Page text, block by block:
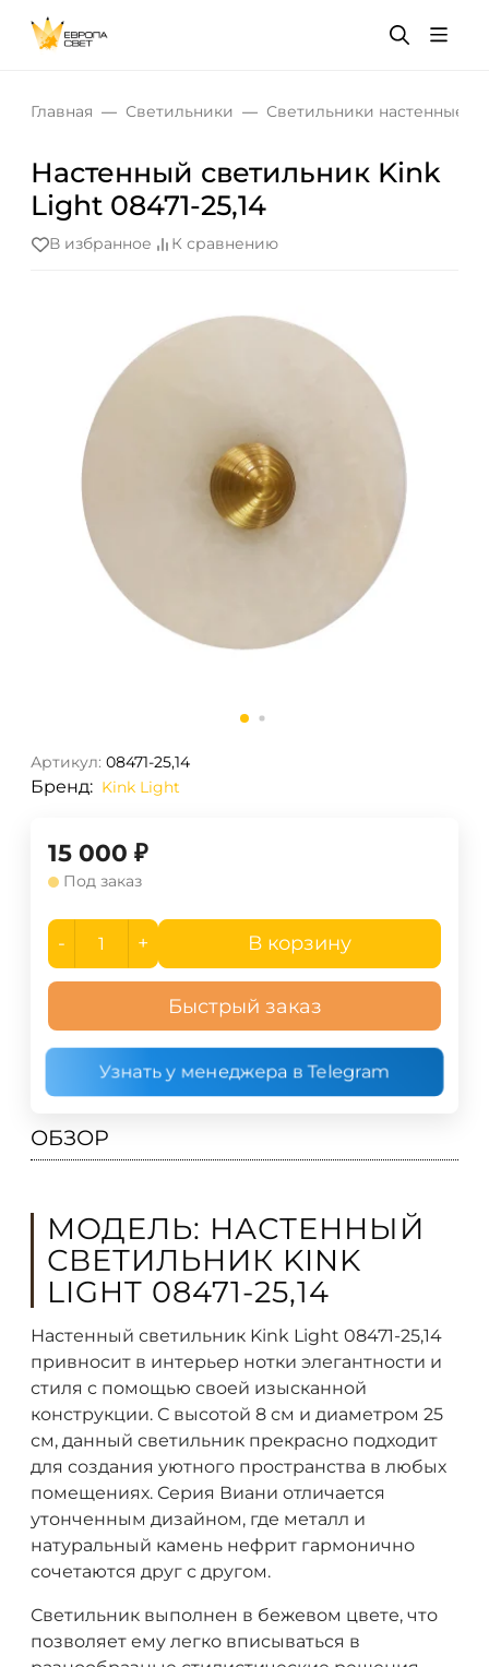
Главная Светильники Светильники настенные
Настенный светильник Kink
Light 08471-25,14
В избранное К сравнению
Артикул: 08471-25,14
Бренд: Kink Light
15 000 ₽
Под заказ
- + В корзину
Быстрый заказ
Узнать у менеджера в Telegram
ОБЗОР
МОДЕЛЬ: НАСТЕННЫЙ
СВЕТИЛЬНИК KINK
LIGHT 08471-25,14
Настенный светильник Kink Light 08471-25,14
привносит в интерьер нотки элегантности и
стиля с помощью своей изысканной
конструкции. С высотой 8 см и диаметром 25
см, данный светильник прекрасно подходит
для создания уютного пространства в любых
помещениях. Серия Виани отличается
утонченным дизайном, где металл и
натуральный камень нефрит гармонично
сочетаются друг с другом.
Светильник выполнен в бежевом цвете, что
позволяет ему легко вписываться в